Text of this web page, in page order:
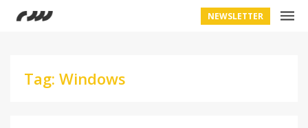
NEWSLETTER
Tag: Windows